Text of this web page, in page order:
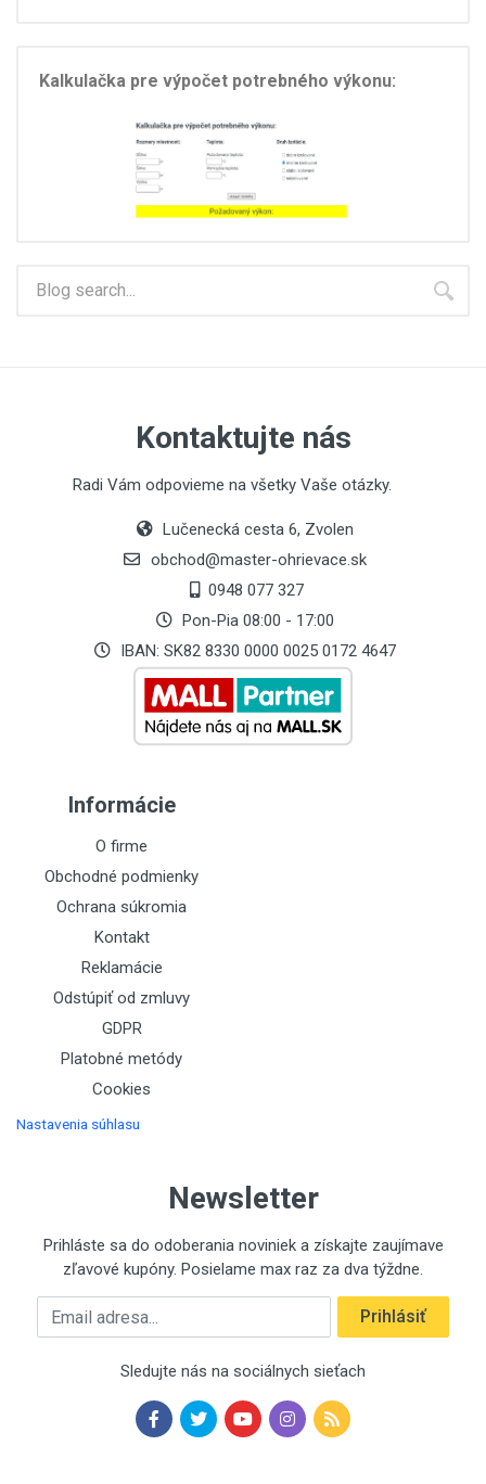
Kalkulačka pre výpočet potrebného výkonu:
Kontaktujte nás
Radi Vám odpovieme na všetky Vaše otázky.
Lučenecká cesta 6, Zvolen
obchod@master-ohrievace.sk
0948 077 327
Pon-Pia 08:00 - 17:00
IBAN: SK82 8330 0000 0025 0172 4647
Informácie
O firme
Obchodné podmienky
Ochrana súkromia
Kontakt
Reklamácie
Odstúpiť od zmluvy
GDPR
Platobné metódy
Cookies
Nastavenia súhlasu
Newsletter
Prihláste sa do odoberania noviniek a získajte zaujímave
zľavové kupóny. Posielame max raz za dva týždne.
Emailová adresa Prihlásiť
Sledujte nás na sociálnych sieťach